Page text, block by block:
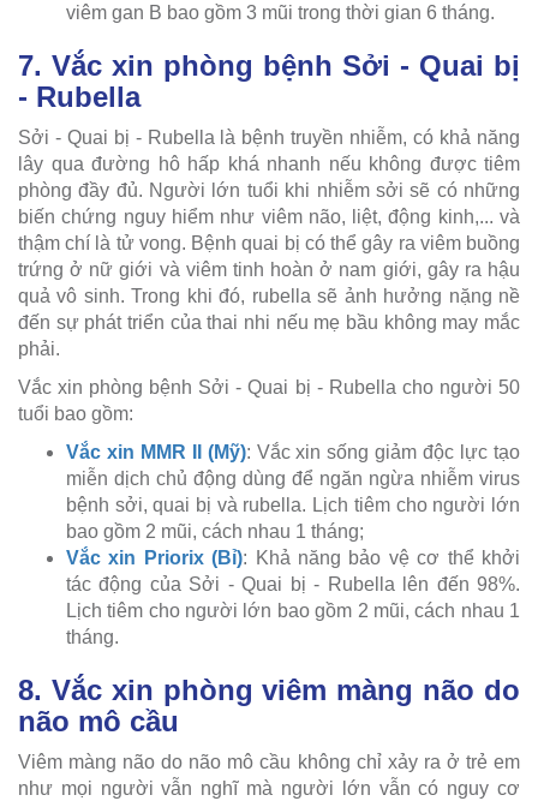
viêm gan B bao gồm 3 mũi trong thời gian 6 tháng.
7. Vắc xin phòng bệnh Sởi - Quai bị
- Rubella
Sởi - Quai bị - Rubella là bệnh truyền nhiễm, có khả năng
lây qua đường hô hấp khá nhanh nếu không được tiêm
phòng đầy đủ. Người lớn tuổi khi nhiễm sởi sẽ có những
biến chứng nguy hiểm như viêm não, liệt, động kinh,... và
thậm chí là tử vong. Bệnh quai bị có thể gây ra viêm buồng
trứng ở nữ giới và viêm tinh hoàn ở nam giới, gây ra hậu
quả vô sinh. Trong khi đó, rubella sẽ ảnh hưởng nặng nề
đến sự phát triển của thai nhi nếu mẹ bầu không may mắc
phải.
Vắc xin phòng bệnh Sởi - Quai bị - Rubella cho người 50
tuổi bao gồm:
Vắc xin MMR II (Mỹ): Vắc xin sống giảm độc lực tạo
miễn dịch chủ động dùng để ngăn ngừa nhiễm virus
bệnh sởi, quai bị và rubella. Lịch tiêm cho người lớn
bao gồm 2 mũi, cách nhau 1 tháng;
Vắc xin Priorix (Bỉ): Khả năng bảo vệ cơ thể khởi
tác động của Sởi - Quai bị - Rubella lên đến 98%.
Lịch tiêm cho người lớn bao gồm 2 mũi, cách nhau 1
tháng.
8. Vắc xin phòng viêm màng não do
não mô cầu
Viêm màng não do não mô cầu không chỉ xảy ra ở trẻ em
như mọi người vẫn nghĩ mà người lớn vẫn có nguy cơ